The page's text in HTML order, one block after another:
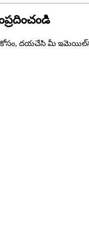
దయచేసి మీ